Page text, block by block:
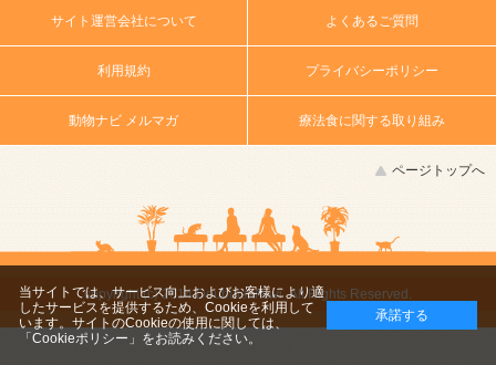
サイト運営会社について よくあるご質問
利用規約 プライバシーポリシー
動物ナビ メルマガ 療法食に関する取り組み
ページトップへ
copyright (c) 2014 DoubutsuNavi ,All Rights Reserved.
当サイトでは、サービス向上およびお客様により適
したサービスを提供するため、Cookieを利用して
います。サイトのCookieの使用に関しては、
「Cookieポリシー」 をお読みください。
承諾する